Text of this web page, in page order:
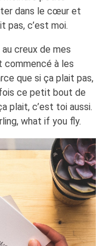
dans le cœur et
pas, c’est moi.
creux de mes
commencé à les
que si ça plait pas,
ce petit bout de
plait, c’est toi aussi.
what if you fly.